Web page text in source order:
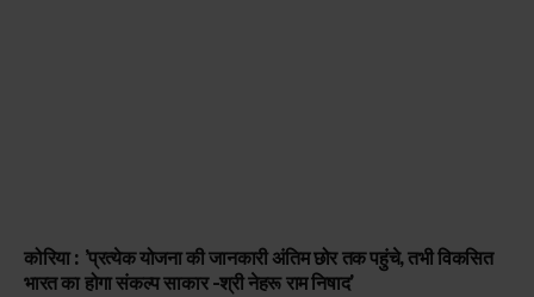
कोरिया : ’प्रत्येक योजना की जानकारी अंतिम छोर तक पहुंचे, तभी विकसित
भारत का होगा संकल्प साकार -श्री नेहरू राम निषाद’